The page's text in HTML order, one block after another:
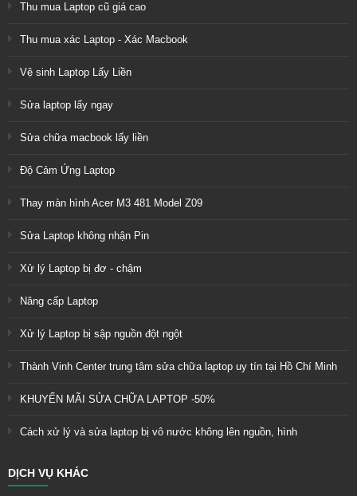
Thu mua Laptop cũ giá cao
Thu mua xác Laptop - Xác Macbook
Vệ sinh Laptop Lấy Liền
Sửa laptop lấy ngay
Sửa chữa macbook lấy liền
Độ Cảm Ứng Laptop
Thay màn hình Acer M3 481 Model Z09
Sửa Laptop không nhận Pin
Xử lý Laptop bị đơ - chậm
Nâng cấp Laptop
Xử lý Laptop bị sập nguồn đột ngột
Thành Vinh Center trung tâm sửa chữa laptop uy tín tại Hồ Chí Minh
KHUYẾN MÃI SỬA CHỮA LAPTOP -50%
Cách xử lý và sửa laptop bị vô nước không lên nguồn, hình
DỊCH VỤ KHÁC